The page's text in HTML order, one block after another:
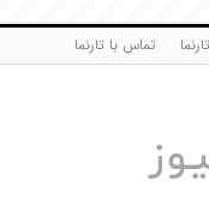
تماس با تارنما